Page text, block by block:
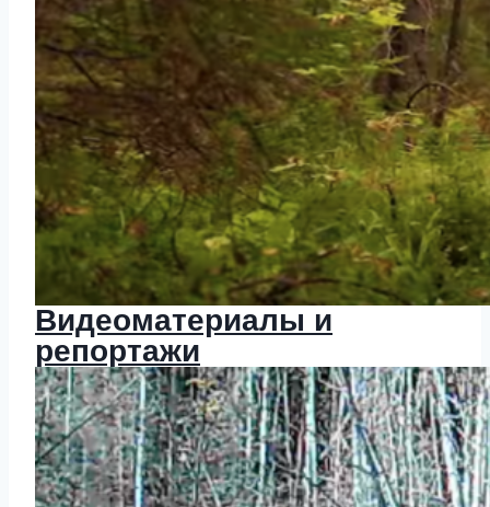
Видеоматериалы и
репортажи